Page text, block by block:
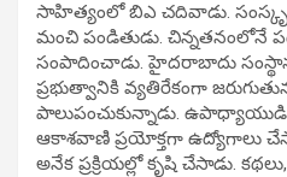
సాహిత్యంలో బిఎ చదివాడు.
మంచి పండితుడు. చిన్నతనంలోనే
సంపాదించాడు. హైదరాబాదు
ప్రభుత్వానికి వ్యతిరేకంగా
పాలుపంచుకున్నాడు.
ఆకాశవాణి ప్రయోక్తగా ఉద్యోగాలు
అనేక ప్రక్రియల్లో కృషి చేసాడు.